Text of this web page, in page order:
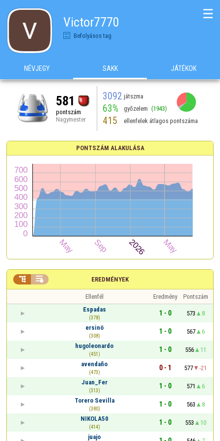
Victor7770
Befolyásos tag
☰
NÉVJEGY SAKK JÁTÉKOK
581
pontszám
Nagymester
3092 játszma
63% győzelem (1943)
415 ellenfelek átlagos pontszáma
PONTSZÁM ALAKULÁSA
EREDMÉNYEK
 
Ellenfél Eredmény
Pontszám
Espadas
(378)
1 - 0 573
8
ersinö
(308)
1 - 0 567
6
hugoleonardo
(451)
1 - 0 556
11
avendaño
(473)
0 - 1 577
-21
Juan_Fer
(313)
1 - 0 571
6
Torero Sevilla
(380)
1 - 0 563
8
NIKOLA50
(414)
1 - 0 553
10
juajo